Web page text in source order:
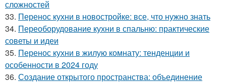
сложностей
33. Перенос кухни в новостройке: все, что нужно знать
34. Переоборудование кухни в спальню: практические
советы и идеи
35. Перенос кухни в жилую комнату: тенденции и
особенности в 2024 году
36. Создание открытого пространства: объединение